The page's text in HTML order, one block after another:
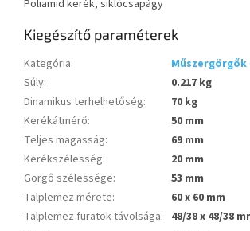
Poliamid kerék, siklócsapágy
Kiegészítő paraméterek
Kategória:
Műszergörgők
Súly:
0.217 kg
Dinamikus terhelhetőség:
70 kg
Kerékátmérő:
50 mm
Teljes magasság:
69 mm
Kerékszélesség:
20 mm
Görgő szélessége:
53 mm
Talplemez mérete:
60 x 60 mm
Talplemez furatok távolsága: 48/38 x 48/38